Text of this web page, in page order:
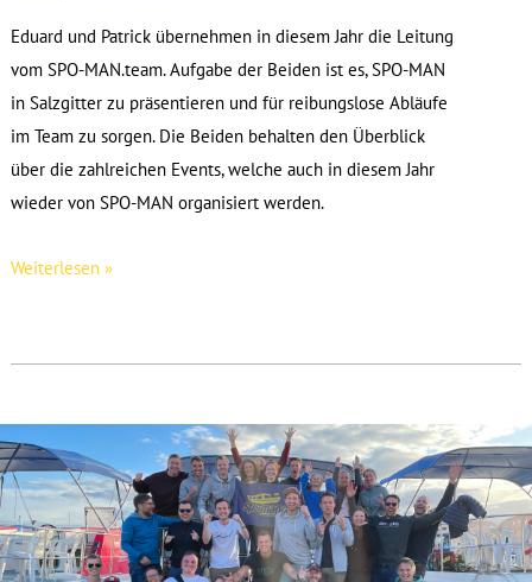
Eduard und Patrick übernehmen in diesem Jahr die Leitung
vom SPO-MAN.team. Aufgabe der Beiden ist es, SPO-MAN
in Salzgitter zu präsentieren und für reibungslose Abläufe
im Team zu sorgen. Die Beiden behalten den Überblick
über die zahlreichen Events, welche auch in diesem Jahr
wieder von SPO-MAN organisiert werden.
Hier
Fäden
Die
SPO-
MAN.team
Leitung
Weiterlesen »